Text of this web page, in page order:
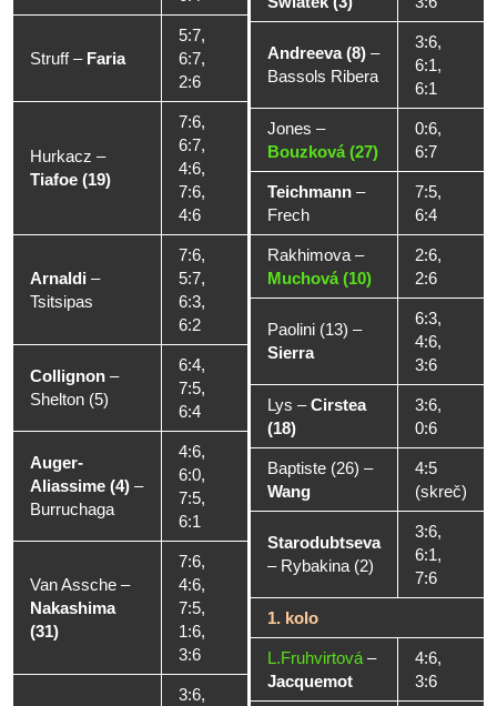
Struff– Faria
5:7,
6:7,
2:6
Hurkacz –
Tiafoe (19)
7:6,
6:7,
4:6,
7:6,
4:6
Arnaldi –
Tsitsipas
7:6,
5:7,
6:3,
6:2
Collignon –
Shelton (5)
6:4,
7:5,
6:4
Auger-
Aliassime (4) –
Burruchaga
4:6,
6:0,
7:5,
6:1
Van Assche –
Nakashima
(31)
7:6,
4:6,
7:5,
1:6,
3:6
3:6,
Andreeva (8) –
Bassols Ribera
3:6,
6:1,
6:1
Jones –
Bouzková (27)
0:6,
6:7
Teichmann –
Frech
7:5,
6:4
Rakhimova –
Muchová (10)
2:6,
2:6
Paolini (13) –
Sierra
6:3,
4:6,
3:6
Lys –Cirstea
(18)
3:6,
0:6
Baptiste (26) –
Wang
4:5
(skreč)
Starodubtseva
– Rybakina (2)
3:6,
6:1,
7:6
1. kolo
L.Fruhvirtová –
Jacquemot
4:6,
3:6